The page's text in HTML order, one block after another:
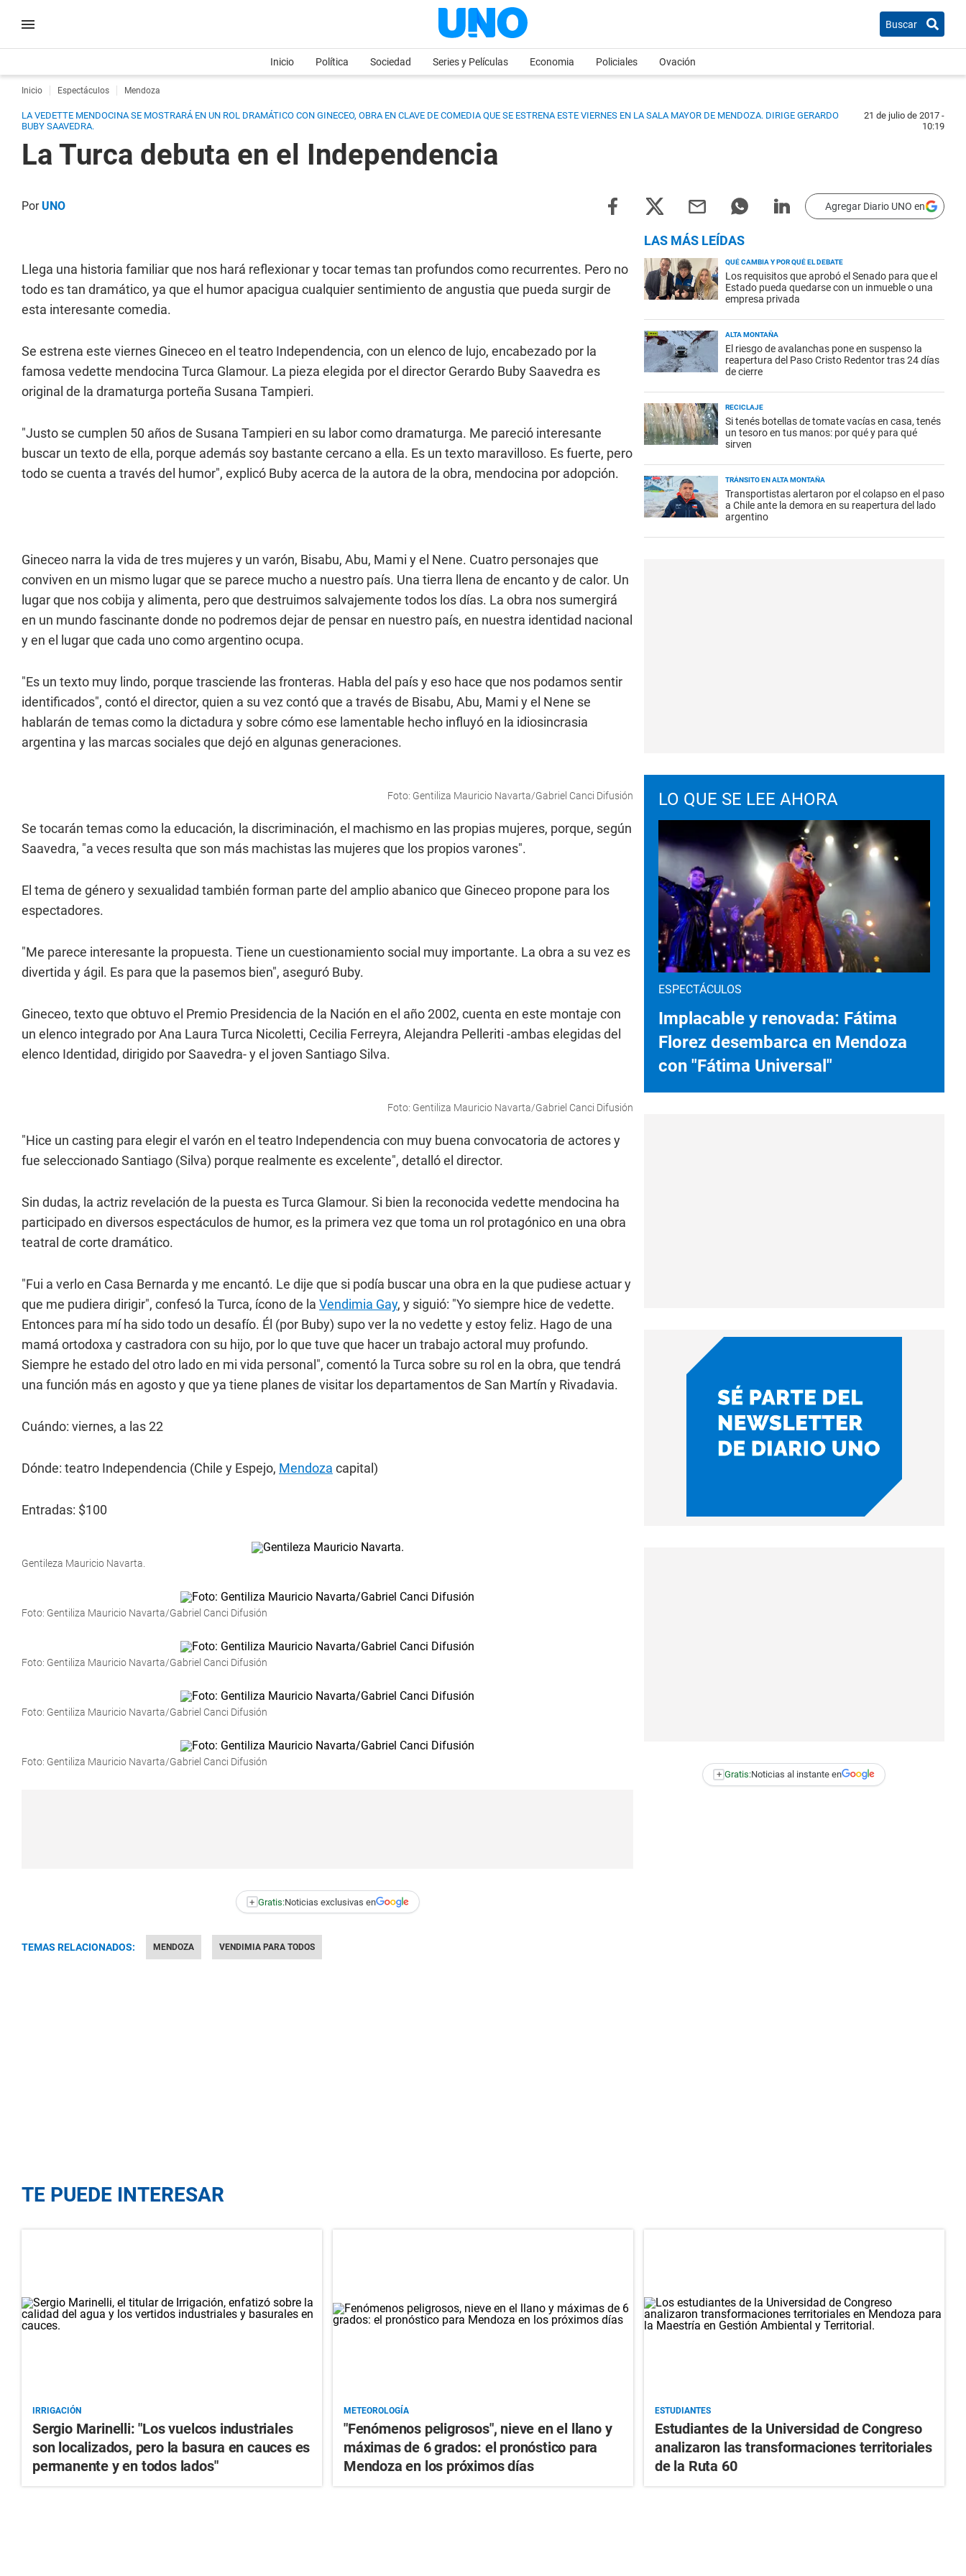
Buscar
Inicio Política Sociedad Series y Películas Economia Policiales Ovación
Inicio Espectáculos Mendoza
LA VEDETTE MENDOCINA SE MOSTRARÁ EN UN ROL DRAMÁTICO CON GINECEO, OBRA EN CLAVE DE COMEDIA QUE SE ESTRENA ESTE VIERNES EN LA SALA MAYOR DE MENDOZA. DIRIGE GERARDO
BUBY SAAVEDRA.
21 de julio de 2017 -
10:19
La Turca debuta en el Independencia
PorUNO Agregar Diario UNO en
Llega una historia familiar que nos hará reflexionar y tocar temas tan profundos como recurrentes. Pero no
todo es tan dramático, ya que el humor apacigua cualquier sentimiento de angustia que pueda surgir de
esta interesante comedia.
Se estrena este viernes Gineceoen el teatro Independencia, con un elenco de lujo, encabezado por la
famosa vedette mendocina Turca Glamour. La pieza elegida por el director Gerardo Buby Saavedra es
original de la dramaturga porteña Susana Tampieri.
"Justo se cumplen 50 años de Susana Tampieri en su labor como dramaturga. Me pareció interesante
buscar un texto de ella, porque además soy bastante cercano a ella. Es un texto maravilloso. Es fuerte, pero
todo se cuenta a través del humor", explicó Buby acerca de la autora de la obra, mendocina por adopción.
Gineceo narra la vida de tres mujeres y un varón, Bisabu, Abu, Mami y el Nene. Cuatro personajes que
conviven en un mismo lugar que se parece mucho a nuestro país. Una tierra llena de encanto y de calor. Un
lugar que nos cobija y alimenta, pero que destruimos salvajemente todos los días. La obra nos sumergirá
en un mundo fascinante donde no podremos dejar de pensar en nuestro país, en nuestra identidad nacional
y en el lugar que cada uno como argentino ocupa.
"Es un texto muy lindo, porque trasciende las fronteras. Habla del país y eso hace que nos podamos sentir
identificados", contó el director, quien a su vez contó que a través de Bisabu, Abu, Mami y el Nene se
hablarán de temas como la dictadura y sobre cómo ese lamentable hecho influyó en la idiosincrasia
argentina y las marcas sociales que dejó en algunas generaciones.
Foto: Gentiliza Mauricio Navarta/Gabriel Canci Difusión
Se tocarán temas como la educación, la discriminación, el machismo en las propias mujeres, porque, según
Saavedra, "a veces resulta que son más machistas las mujeres que los propios varones".
El tema de género y sexualidad también forman parte del amplio abanico que Gineceo propone para los
espectadores.
"Me parece interesante la propuesta. Tiene un cuestionamiento social muy importante. La obra a su vez es
divertida y ágil. Es para que la pasemos bien", aseguró Buby.
Gineceo, texto que obtuvo el Premio Presidencia de la Nación en el año 2002, cuenta en este montaje con
un elenco integrado por Ana Laura Turca Nicoletti, Cecilia Ferreyra, Alejandra Pelleriti -ambas elegidas del
elenco Identidad, dirigido por Saavedra- y el joven Santiago Silva.
Foto: Gentiliza Mauricio Navarta/Gabriel Canci Difusión
"Hice un casting para elegir el varón en el teatro Independencia con muy buena convocatoria de actores y
fue seleccionado Santiago (Silva) porque realmente es excelente", detalló el director.
Sin dudas, la actriz revelación de la puesta es Turca Glamour. Si bien la reconocida vedette mendocina ha
participado en diversos espectáculos de humor, es la primera vez que toma un rol protagónico en una obra
teatral de corte dramático.
"Fui a verlo en Casa Bernarda y me encantó. Le dije que si podía buscar una obra en la que pudiese actuar y
que me pudiera dirigir", confesó la Turca, ícono de la Vendimia Gay, y siguió: "Yo siempre hice de vedette.
Entonces para mí ha sido todo un desafío. Él (por Buby) supo ver la no vedette y estoy feliz. Hago de una
mamá ortodoxa y castradora con su hijo, por lo que tuve que hacer un trabajo actoral muy profundo.
Siempre he estado del otro lado en mi vida personal", comentó la Turca sobre su rol en la obra, que tendrá
una función más en agosto y que ya tiene planes de visitar los departamentos de San Martín y Rivadavia.
Cuándo: viernes, a las 22
Dónde: teatro Independencia (Chile y Espejo, Mendoza capital)
Entradas: $100
Gentileza Mauricio Navarta.
Foto: Gentiliza Mauricio Navarta/Gabriel Canci Difusión
Foto: Gentiliza Mauricio Navarta/Gabriel Canci Difusión
Foto: Gentiliza Mauricio Navarta/Gabriel Canci Difusión
Foto: Gentiliza Mauricio Navarta/Gabriel Canci Difusión
+ Gratis:Noticias exclusivas en
TEMAS RELACIONADOS: MENDOZA VENDIMIA PARA TODOS
LAS MÁS LEÍDAS
QUÉ CAMBIA Y POR QUÉ EL DEBATE
Los requisitos que aprobó el Senado para que el
Estado pueda quedarse con un inmueble o una
empresa privada
ALTA MONTAÑA
El riesgo de avalanchas pone en suspenso la
reapertura del Paso Cristo Redentor tras 24 días
de cierre
RECICLAJE
Si tenés botellas de tomate vacías en casa, tenés
un tesoro en tus manos: por qué y para qué
sirven
TRÁNSITO EN ALTA MONTAÑA
Transportistas alertaron por el colapso en el paso
a Chile ante la demora en su reapertura del lado
argentino
LO QUE SE LEE AHORA
ESPECTÁCULOS
Implacable y renovada: Fátima
Florez desembarca en Mendoza
con "Fátima Universal"
+ Gratis:Noticias al instante en
TE PUEDE INTERESAR
IRRIGACIÓN
Sergio Marinelli: "Los vuelcos industriales
son localizados, pero la basura en cauces es
permanente y en todos lados"
METEOROLOGÍA
"Fenómenos peligrosos", nieve en el llano y
máximas de 6 grados: el pronóstico para
Mendoza en los próximos días
ESTUDIANTES
Estudiantes de la Universidad de Congreso
analizaron las transformaciones territoriales
de la Ruta 60